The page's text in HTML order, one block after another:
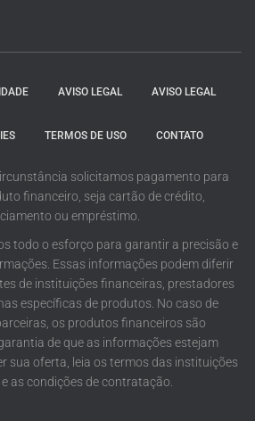
AVISO LEGAL AVISO LEGAL
TERMOS DE USO CONTATO
solicitamos pagamento para
financeiro, seja cartão de crédito,
ou empréstimo.
todo o esforço para garantir a precisão e
Essas informações podem diferir
de instituições financeiras, prestadores
específicas de produtos. No caso de
os produtos financeiros são
de que as informações estejam
sua oferta, leia os termos das instituições
as condições de contratação.